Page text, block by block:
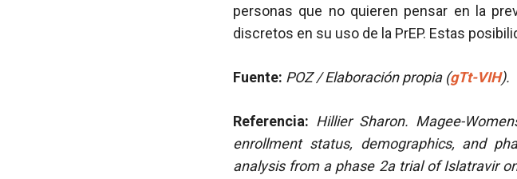
personas que no quieren pensar en la
discretos en su uso de la PrEP. Estas
Fuente: POZ / Elaboración propia (gTt-VIH).
Referencia: Hillier Sharon. Magee-
enrollment status, demographics, and
analysis from a phase 2a trial of Islatravir